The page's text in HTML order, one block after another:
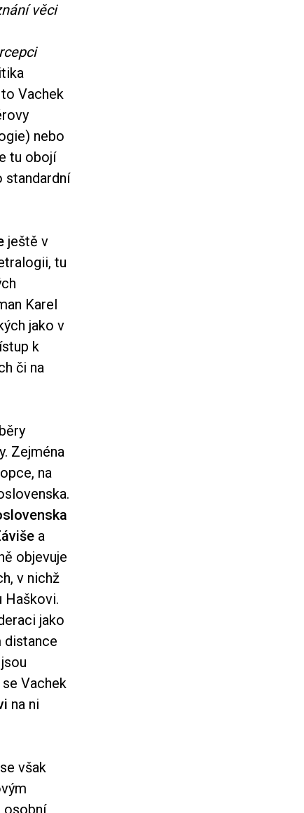
věci
Vachek
nebo
tu obojí
standardní
ještě v
tu
Karel
jako v
k
či na
Zejména
na
a
objevuje
v nichž
Haškovi.
jako
distance
Vachek
na ni
však
osobní